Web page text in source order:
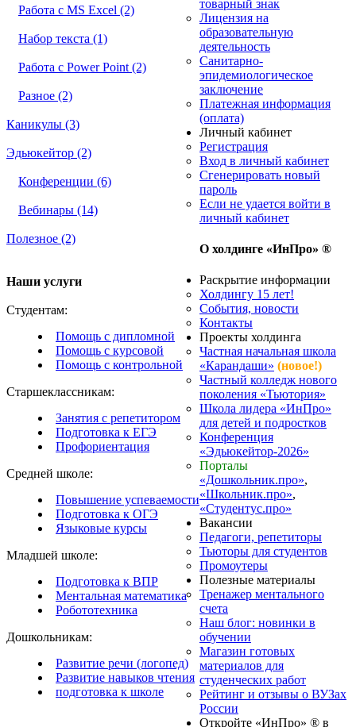
Работа с MS Excel (2)
Набор текста (1)
Работа с Power Point (2)
Разное (2)
Каникулы (3)
Эдьюкейтор (2)
Конференции (6)
Вебинары (14)
Полезное (2)
Наши услуги
Студентам:
Помощь с дипломной
Помощь с курсовой
Помощь с контрольной
Старшеклассникам:
Занятия с репетитором
Подготовка к ЕГЭ
Профориентация
Средней школе:
Повышение успеваемости
Подготовка к ОГЭ
Языковые курсы
Младшей школе:
Подготовка к ВПР
Ментальная математика
Робототехника
Дошкольникам:
Развитие речи (логопед)
Развитие навыков чтения
подготовка к школе
товарный знак
Лицензия на
образовательную
деятельность
Санитарно-
эпидемиологическое
заключение
Платежная информация
(оплата)
Личный кабинет
Регистрация
Вход в личный кабинет
Сгенерировать новый
пароль
Если не удается войти в
личный кабинет
О холдинге «ИнПро» ®
Раскрытие информации
Холдингу 15 лет!
События, новости
Контакты
Проекты холдинга
Частная начальная школа
«Карандаши» (новое!)
Частный колледж нового
поколения «Тьютория»
Школа лидера «ИнПро»
для детей и подростков
Конференция
«Эдьюкейтор-2026»
Порталы
«Дошкольник.про»,
«Школьник.про»,
«Студентус.про»
Вакансии
Педагоги, репетиторы
Тьюторы для студентов
Промоутеры
Полезные материалы
Тренажер ментального
счета
Наш блог: новинки в
обучении
Магазин готовых
материалов для
студенческих работ
Рейтинг и отзывы о ВУЗах
России
Откройте «ИнПро» ® в